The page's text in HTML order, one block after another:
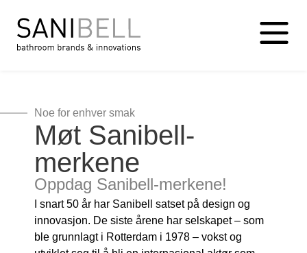
Noe for enhver smak
Møt Sanibell-
merkene
Oppdag Sanibell-merkene!
I snart 50 år har Sanibell satset på design og
innovasjon. De siste årene har selskapet – som
ble grunnlagt i Rotterdam i 1978 – vokst og